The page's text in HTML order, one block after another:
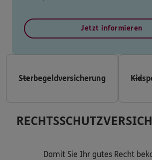
Jetzt informieren
Sterbegeldversicherung
Damit Sie Ihr gutes Recht